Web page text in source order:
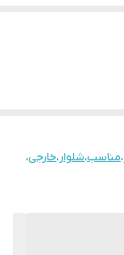
،مناسب،شلوار،خارجی،